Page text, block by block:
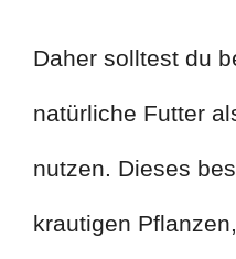
Daher solltest du
natürliche Futter
nutzen. Dieses
krautigen